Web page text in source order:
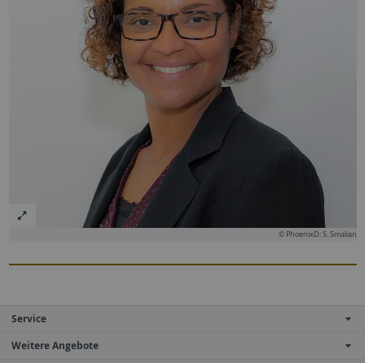
© PhoenixD: S. Smalian
Service
Weitere Angebote